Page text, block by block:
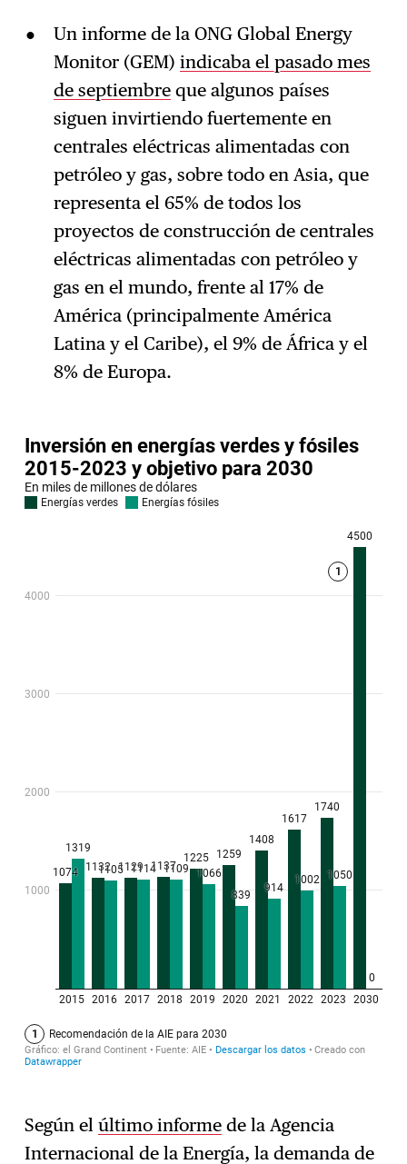
Un informe de la ONG Global Energy
Monitor (GEM) indicaba el pasado mes
de septiembreque algunos países
siguen invirtiendo fuertemente en
centrales eléctricas alimentadas con
petróleo y gas, sobre todo en Asia, que
representa el 65% de todos los
proyectos de construcción de centrales
eléctricas alimentadas con petróleo y
gas en el mundo, frente al 17% de
América (principalmente América
Latina y el Caribe), el 9% de África y el
8% de Europa.
Según elúltimo informe de la Agencia
Internacional de la Energía, la demanda de